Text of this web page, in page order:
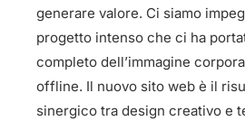
generare valore. Ci siamo
progetto intenso che ci ha
completo dell’immagine
offline. Il nuovo sito web è il
sinergico tra design creativo e